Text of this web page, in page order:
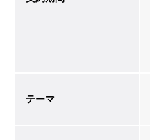
テーマ